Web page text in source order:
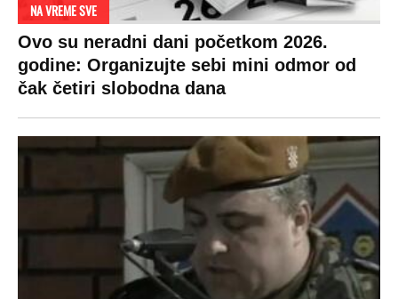
NA VREME SVE
Ovo su neradni dani početkom 2026.
godine: Organizujte sebi mini odmor od
čak četiri slobodna dana